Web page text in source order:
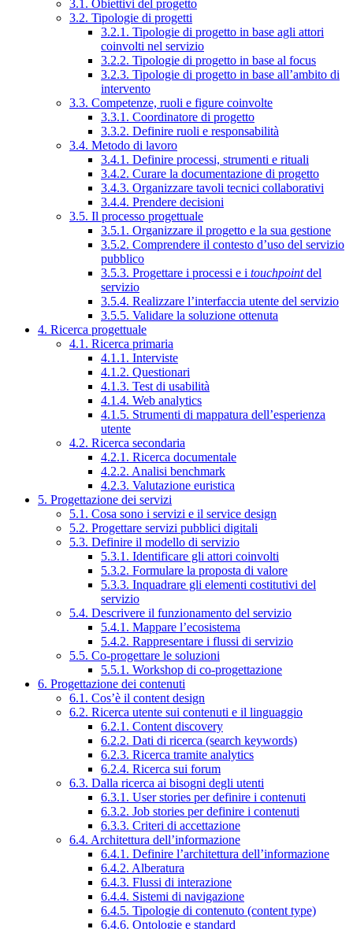
3.1. Obiettivi del progetto
3.2. Tipologie di progetti
3.2.1. Tipologie di progetto in base agli attori
coinvolti nel servizio
3.2.2. Tipologie di progetto in base al focus
3.2.3. Tipologie di progetto in base all’ambito di
intervento
3.3. Competenze, ruoli e figure coinvolte
3.3.1. Coordinatore di progetto
3.3.2. Definire ruoli e responsabilità
3.4. Metodo di lavoro
3.4.1. Definire processi, strumenti e rituali
3.4.2. Curare la documentazione di progetto
3.4.3. Organizzare tavoli tecnici collaborativi
3.4.4. Prendere decisioni
3.5. Il processo progettuale
3.5.1. Organizzare il progetto e la sua gestione
3.5.2. Comprendere il contesto d’uso del servizio
pubblico
3.5.3. Progettare i processi e i touchpointdel
servizio
3.5.4. Realizzare l’interfaccia utente del servizio
3.5.5. Validare la soluzione ottenuta
4. Ricerca progettuale
4.1. Ricerca primaria
4.1.1. Interviste
4.1.2. Questionari
4.1.3. Test di usabilità
4.1.4. Web analytics
4.1.5. Strumenti di mappatura dell’esperienza
utente
4.2. Ricerca secondaria
4.2.1. Ricerca documentale
4.2.2. Analisi benchmark
4.2.3. Valutazione euristica
5. Progettazione dei servizi
5.1. Cosa sono i servizi e il service design
5.2. Progettare servizi pubblici digitali
5.3. Definire il modello di servizio
5.3.1. Identificare gli attori coinvolti
5.3.2. Formulare la proposta di valore
5.3.3. Inquadrare gli elementi costitutivi del
servizio
5.4. Descrivere il funzionamento del servizio
5.4.1. Mappare l’ecosistema
5.4.2. Rappresentare i flussi di servizio
5.5. Co-progettare le soluzioni
5.5.1. Workshop di co-progettazione
6. Progettazione dei contenuti
6.1. Cos’è il content design
6.2. Ricerca utente sui contenuti e il linguaggio
6.2.1. Content discovery
6.2.2. Dati di ricerca (search keywords)
6.2.3. Ricerca tramite analytics
6.2.4. Ricerca sui forum
6.3. Dalla ricerca ai bisogni degli utenti
6.3.1. User stories per definire i contenuti
6.3.2. Job stories per definire i contenuti
6.3.3. Criteri di accettazione
6.4. Architettura dell’informazione
6.4.1. Definire l’architettura dell’informazione
6.4.2. Alberatura
6.4.3. Flussi di interazione
6.4.4. Sistemi di navigazione
6.4.5. Tipologie di contenuto (content type)
6.4.6. Ontologie e standard